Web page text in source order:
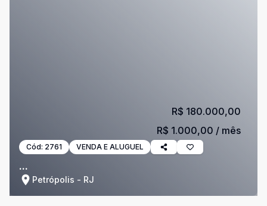
Cód: 2761 VENDA E ALUGUEL
...
Petrópolis - RJ
R$ 180.000,00
R$ 1.000,00 / mês